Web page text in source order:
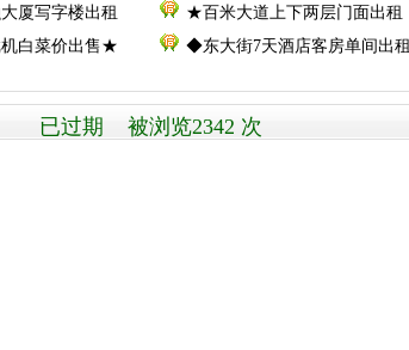
厦写字楼出租
★百米大道上下两层门面出租
机白菜价出售★
◆东大街7天酒店客房单间出租
已过期 被浏览2342 次